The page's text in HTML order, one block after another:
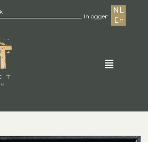
Inloggen
NL
En